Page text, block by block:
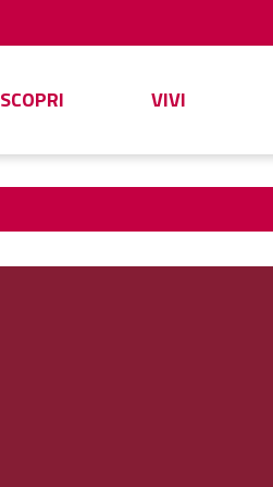
SCOPRI VIVI